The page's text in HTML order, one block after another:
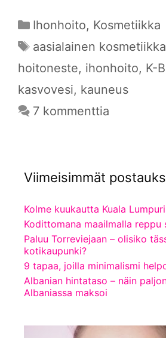
Kategoriat
Ihonhoito, Kosmetiikka
Avainsanat
aasialainen kosmetiikka
hoitoneste, ihonhoito, K-
kasvovesi, kauneus
7 kommenttia
Viimeisimmät
Kolme kuukautta Kuala
Kodittomana maailmalla reppu
Paluu Torreviejaan – olisiko
kotikaupunki?
9 tapaa, joilla minimalismi
Albanian hintataso – näin
Albaniassa maksoi